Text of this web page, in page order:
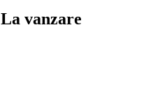
La vanzare